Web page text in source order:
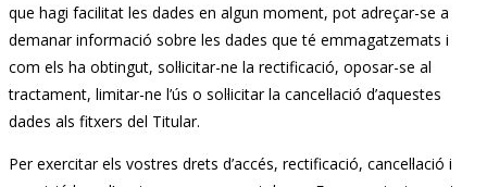
que hagi facilitat les dades en algun moment, pot adreçar-se a
demanar informació sobre les dades que té emmagatzemats i
com els ha obtingut, sol·licitar-ne la rectificació, oposar-se al
tractament, limitar-ne l’ús o sol·licitar la cancel·lació d’aquestes
dades als fitxers del Titular.
Per exercitar els vostres drets d’accés, rectificació, cancel·lació i